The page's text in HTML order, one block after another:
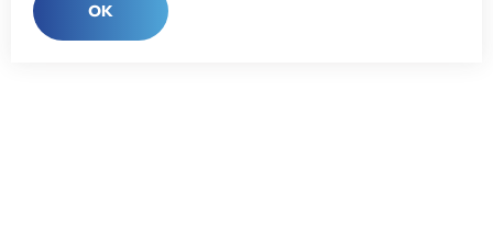
OK